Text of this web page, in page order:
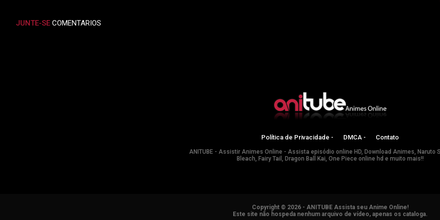
JUNTE-SE COMENTARIOS
Política de Privacidade - DMCA - Contato
ANITUBE - Assistir Animes Online - Assista episódio online HD, Download Animes, Naruto
Bleach, Fairy Tail, Dragon Ball Kai, One Piece online hd e muito mais!!
Copyright © 2026 - ANITUBE Assista seu Anime Online!
Este site não hospeda nenhum arquivo de vídeo, apenas os cataloga.